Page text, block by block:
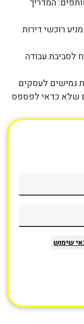
רוכשי דירות
לסביבת עבודה
גמישים לעסקים
שימוש